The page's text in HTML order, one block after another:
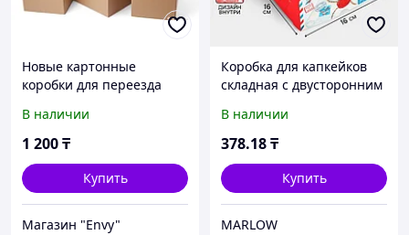
Новые картонные
коробки для переезда
Почта. Отправка.
Гофрокартон. Гофротара.
В наличии
1 200₸
Купить
Магазин "Envy"
Коробка для капкейков
складная с двусторонним
посылка», 16 х 16 х 10 см
В наличии
378.18₸
Купить
MARLOW